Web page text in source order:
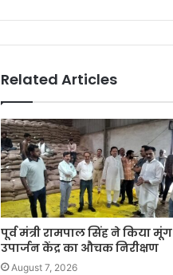
Related Articles
पूर्व मंत्री रामपाल सिंह ने किया मूंग
उपार्जन केंद्र का औचक निरीक्षण
August 7, 2026